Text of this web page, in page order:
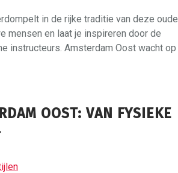
in de rijke traditie van deze oude
mensen en laat je inspireren door de
instructeurs. Amsterdam Oost wacht op
OOST: VAN FYSIEKE